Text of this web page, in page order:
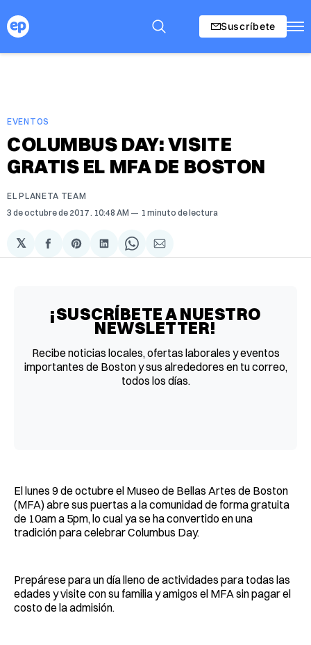
Suscríbete
EVENTOS
COLUMBUS DAY: VISITE
GRATIS EL MFA DE BOSTON
EL PLANETA TEAM
3 de octubre de 2017 . 10:48 AM 1 minuto de lectura
𝕏
Compartir
en
Share
on
Compartir
en
Share
on
Compartir
via
¡SUSCRÍBETE A NUESTRO
NEWSLETTER!
Recibe noticias locales, ofertas laborales y eventos
importantes de Boston y sus alrededores en tu correo,
todos los días.
El lunes 9 de octubre el Museo de Bellas Artes de Boston
(MFA) abre sus puertas a la comunidad de forma gratuita
de 10am a 5pm, lo cual ya se ha convertido en una
tradición para celebrar Columbus Day.
Prepárese para un día lleno de actividades para todas las
edades y visite con su familia y amigos el MFA sin pagar el
costo de la admisión.